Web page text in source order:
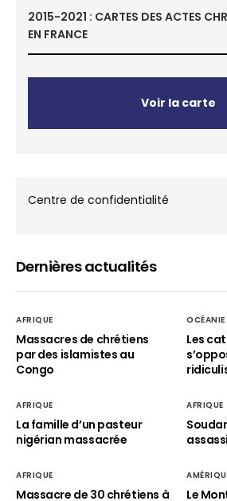
2015-2021 : CARTES DES ACTES
EN FRANCE
Voir la carte
Centre de confidentialité
Dernières actualités
AFRIQUE
Massacres de chrétiens
par des islamistes au
Congo
OCÉANIE
Les
AFRIQUE
La famille d’un pasteur
nigérian massacrée
AFRIQUE
AFRIQUE
Massacre de 30 chrétiens à Le